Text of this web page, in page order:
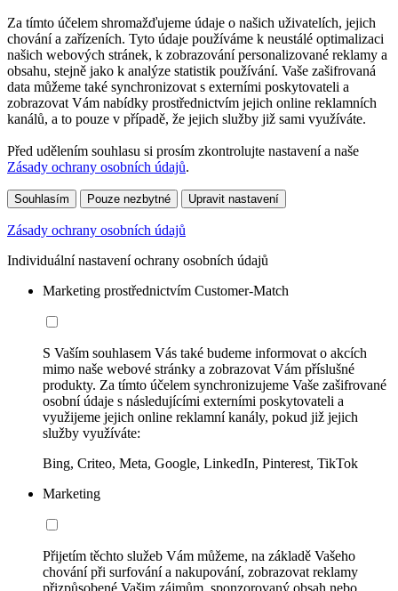
Za tímto účelem shromažďujeme údaje o našich uživatelích, jejich
chování a zařízeních. Tyto údaje používáme k neustálé optimalizaci
našich webových stránek, k zobrazování personalizované reklamy a
obsahu, stejně jako k analýze statistik používání. Vaše zašifrovaná
data můžeme také synchronizovat s externími poskytovateli a
zobrazovat Vám nabídky prostřednictvím jejich online reklamních
kanálů, a to pouze v případě, že jejich služby již sami využíváte.
Před udělením souhlasu si prosím zkontrolujte nastavení a naše
Zásady ochrany osobních údajů.
Souhlasím Pouze nezbytné Upravit nastavení
Zásady ochrany osobních údajů
Individuální nastavení ochrany osobních údajů
Marketing prostřednictvím Customer-Match
S Vaším souhlasem Vás také budeme informovat o akcích
mimo naše webové stránky a zobrazovat Vám příslušné
produkty. Za tímto účelem synchronizujeme Vaše zašifrované
osobní údaje s následujícími externími poskytovateli a
využijeme jejich online reklamní kanály, pokud již jejich
služby využíváte:
Bing, Criteo, Meta, Google, LinkedIn, Pinterest, TikTok
Marketing
Přijetím těchto služeb Vám můžeme, na základě Vašeho
chování při surfování a nakupování, zobrazovat reklamy
přizpůsobené Vašim zájmům, sponzorovaný obsah nebo